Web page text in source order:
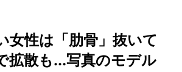
女性は「肋骨」抜いて
散も...写真のモデル